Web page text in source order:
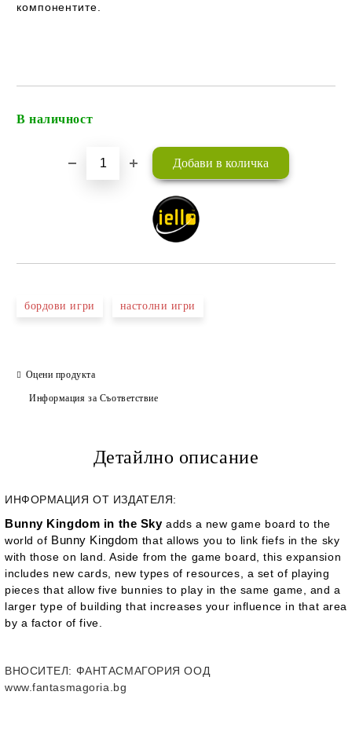
компонентите.
В наличност
бордови игри настолни игри
Оцени продукта
Информация за Съответствие
Детайлно описание
ИНФОРМАЦИЯ ОТ ИЗДАТЕЛЯ:
Bunny Kingdom in the Sky adds a new game board to the
world of Bunny Kingdom that allows you to link fiefs in the sky
with those on land. Aside from the game board, this expansion
includes new cards, new types of resources, a set of playing
pieces that allow five bunnies to play in the same game, and a
larger type of building that increases your influence in that area
by a factor of five.
ВНОСИТЕЛ: ФАНТАСМАГОРИЯ ООД
www.fantasmagoria.bg